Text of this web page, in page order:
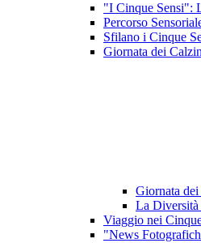
"I Cinque Sensi":
Percorso
Sfilano i Cinque
Giornata dei
Giornata
La Diversità
Viaggio nei
"News